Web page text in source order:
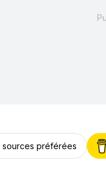
sources préférées